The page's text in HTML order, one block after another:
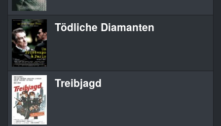
Tödliche Diamanten
Treibjagd